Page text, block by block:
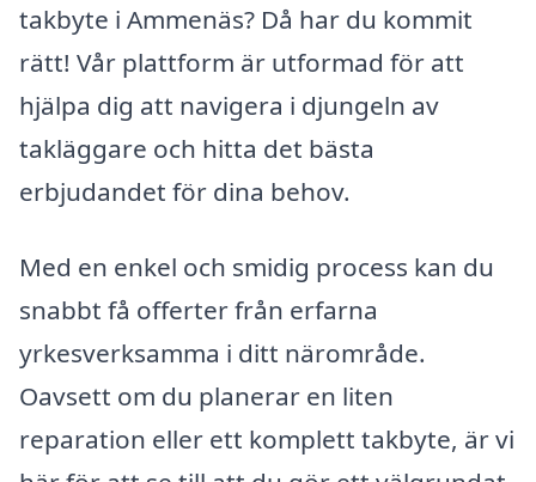
takbyte i Ammenäs? Då har du kommit
rätt! Vår plattform är utformad för att
hjälpa dig att navigera i djungeln av
takläggare och hitta det bästa
erbjudandet för dina behov.
Med en enkel och smidig process kan du
snabbt få offerter från erfarna
yrkesverksamma i ditt närområde.
Oavsett om du planerar en liten
reparation eller ett komplett takbyte, är vi